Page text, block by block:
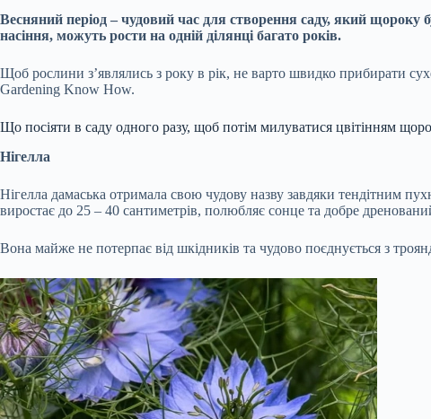
Весняний період – чудовий час для створення саду, який щороку
насіння, можуть рости на одній ділянці багато років.
Щоб рослини з’являлись з року в рік, не варто швидко прибирати
Gardening Know How.
Що посіяти в саду одного разу, щоб потім милуватися цвітінням
Нігелла
Нігелла дамаська отримала свою чудову назву завдяки тендітним
виростає до 25 – 40 сантиметрів, полюбляє сонце та добре
Вона майже не потерпає від шкідників та чудово поєднується з